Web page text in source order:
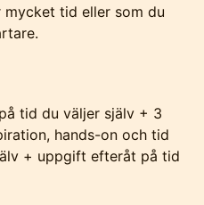
tid eller som du
tid du väljer själv + 3
hands-on och tid
+ uppgift efteråt på tid